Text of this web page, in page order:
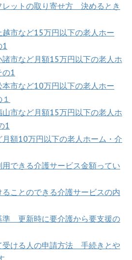
ットの取り寄せ方 決めるとき
市など15万円以下の老人ホー
1
市など月額15万円以下の老人ホ
1
市など10万円以下の老人ホー
山市など月額15万円以下の老人ホ
1
月額10万円以下の老人ホーム・介
できる介護サービス金額ってい
ことのできる介護サービスの内
準 更新時に要介護から要支援の
受ける人の申請方法 手続きとや